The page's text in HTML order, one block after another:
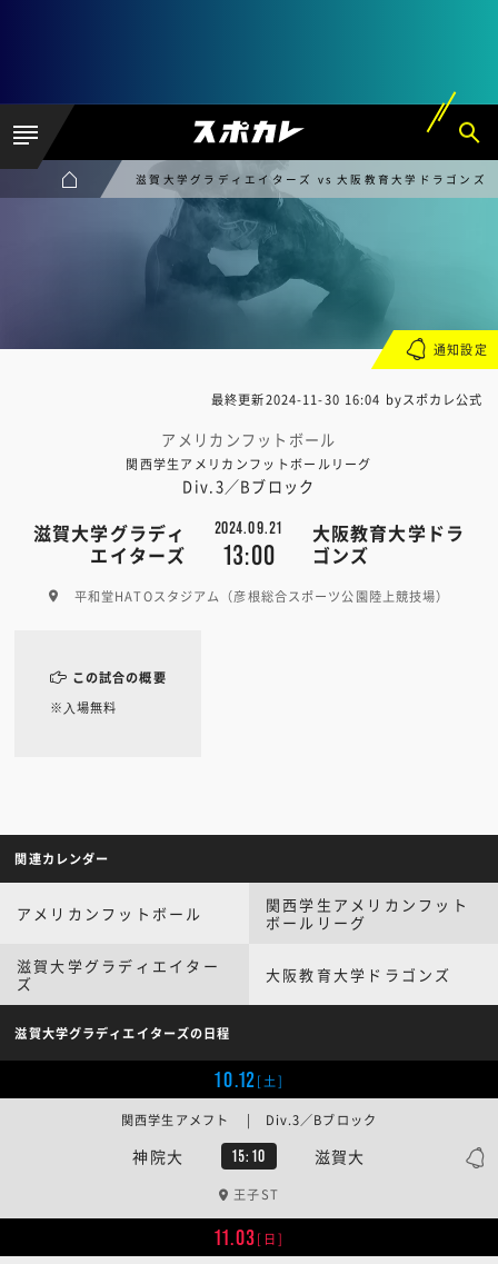
滋賀大学グラディエイターズ vs 大阪教育大学ドラゴンズ
最終更新2024-11-30 16:04 byスポカレ公式
アメリカンフットボール
関西学生アメリカンフットボールリーグ
Div.3／Bブロック
滋賀大学グラディ
エイターズ
2024.09.21
13:00
大阪教育大学ドラ
ゴンズ
平和堂HATOスタジアム（彦根総合スポーツ公園陸上競技場）
通知設定
この試合の概要
※⼊場無料
関連カレンダー
アメリカンフットボール
関西学生アメリカンフット
ボールリーグ
滋賀大学グラディエイター
ズ
大阪教育大学ドラゴンズ
滋賀大学グラディエイターズの日程
10.12[土]
神院大 15:10 滋賀大
関西学生アメフト | Div.3／Bブロック
王子ST
11.03[日]